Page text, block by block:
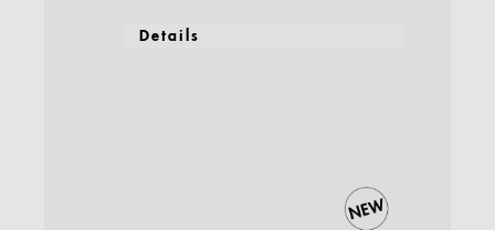
Details